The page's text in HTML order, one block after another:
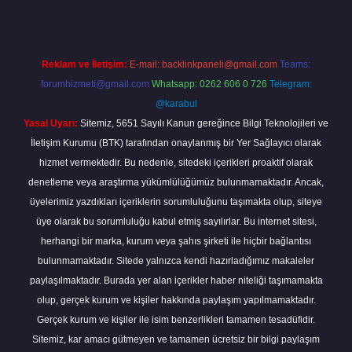
Reklam ve İletişim: E-mail: backlinkpaneli@gmail.com Teams:
forumhizmeti@gmail.com Whatsapp: 0262 606 0 726 Telegram:
@karabul
Yasal Uyarı: Sitemiz, 5651 Sayılı Kanun gereğince Bilgi Teknolojileri ve
İletişim Kurumu (BTK) tarafından onaylanmış bir Yer Sağlayıcı olarak
hizmet vermektedir. Bu nedenle, sitedeki içerikleri proaktif olarak
denetleme veya araştırma yükümlülüğümüz bulunmamaktadır. Ancak,
üyelerimiz yazdıkları içeriklerin sorumluluğunu taşımakta olup, siteye
üye olarak bu sorumluluğu kabul etmiş sayılırlar. Bu internet sitesi,
herhangi bir marka, kurum veya şahıs şirketi ile hiçbir bağlantısı
bulunmamaktadır. Sitede yalnızca kendi hazırladığımız makaleler
paylaşılmaktadır. Burada yer alan içerikler haber niteliği taşımamakta
olup, gerçek kurum ve kişiler hakkında paylaşım yapılmamaktadır.
Gerçek kurum ve kişiler ile isim benzerlikleri tamamen tesadüfidir.
Sitemiz, kar amacı gütmeyen ve tamamen ücretsiz bir bilgi paylaşım